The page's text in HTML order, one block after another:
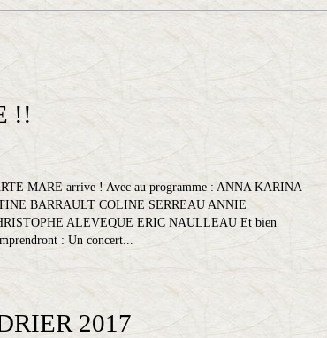
!!
MARE arrive ! Avec au programme : ANNA KARINA
BARRAULT COLINE SERREAU ANNIE
ALEVEQUE ERIC NAULLEAU Et bien
: Un concert...
2017